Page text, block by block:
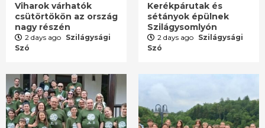
Viharok várhatók
csütörtökön az ország
nagy részén
2 days ago Szilágysági
Szó
Kerékpárutak és
sétányok épülnek
Szilágysomlyón
2 days ago Szilágysági
Szó